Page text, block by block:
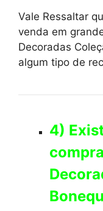
Vale Ressaltar
venda em
Decoradas
algum tipo de
4)